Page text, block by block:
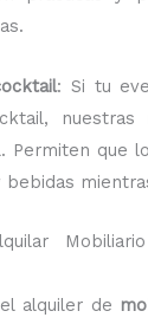
: Si tu
Permiten que
bebidas
alquiler de